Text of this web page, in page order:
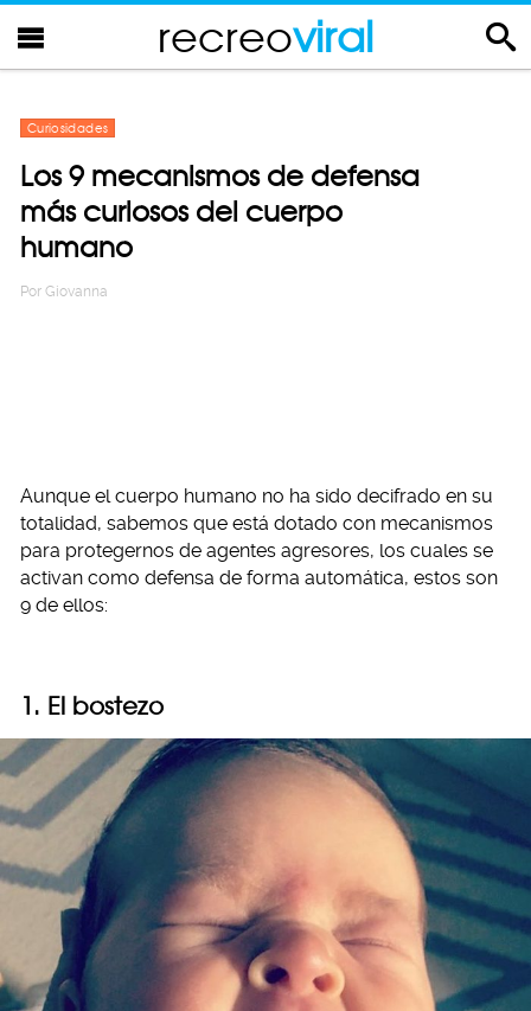
recreoviral
Curiosidades
Los 9 mecanismos de defensa
más curiosos del cuerpo
humano
Por Giovanna
Aunque el cuerpo humano no ha sido decifrado en su
totalidad, sabemos que está dotado con mecanismos
para protegernos de agentes agresores, los cuales se
activan como defensa de forma automática, estos son
9 de ellos:
1. El bostezo